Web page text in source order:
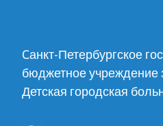
Cанкт-Петербургское
бюджетное учреждение
Детская городская